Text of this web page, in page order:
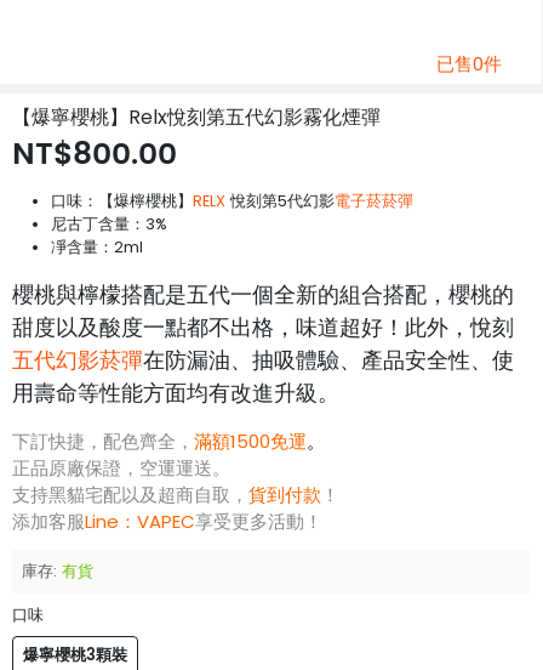
已售0件
【爆寧櫻桃】Relx悅刻第五代幻影霧化煙彈
NT$800.00
口味：【爆檸櫻桃】 RELX悅刻第5代幻影電子菸菸彈
尼古丁含量：3%
凈含量：2ml
櫻桃與檸檬搭配是五代一個全新的組合搭配，櫻桃的
甜度以及酸度一點都不出格，味道超好！此外，悅刻
五代幻影菸彈在防漏油、抽吸體驗、產品安全性、使
用壽命等性能方面均有改進升級。
下訂快捷，配色齊全， 滿額1500免運。
正品原廠保證，空運運送。
支持黑貓宅配以及超商自取， 貨到付款 ！
添加客服Line： VAPEC享受更多活動！
庫存: 有貨
口味
爆寧櫻桃3顆裝